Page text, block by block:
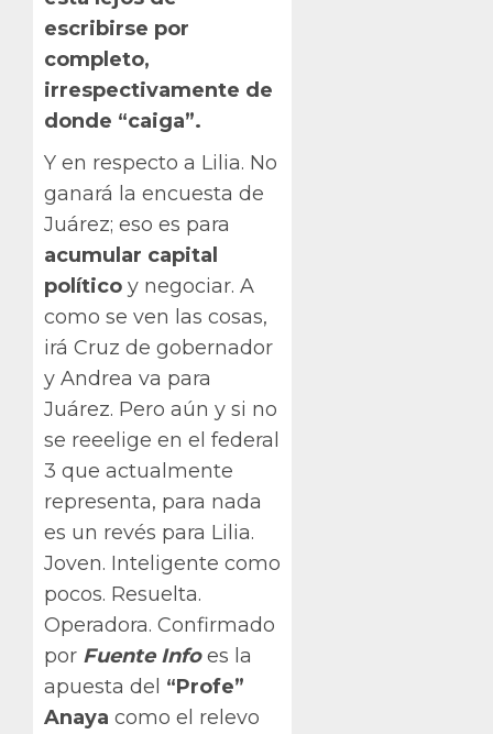
escribirse por
completo,
irrespectivamente de
donde “caiga”.
Y en respecto a Lilia. No
ganará la encuesta de
Juárez; eso es para
acumular capital
político y negociar. A
como se ven las cosas,
irá Cruz de gobernador
y Andrea va para
Juárez. Pero aún y si no
se reeelige en el federal
3 que actualmente
representa, para nada
es un revés para Lilia.
Joven. Inteligente como
pocos. Resuelta.
Operadora. Confirmado
por Fuente Infoes la
apuesta del “Profe”
Anaya como el relevo